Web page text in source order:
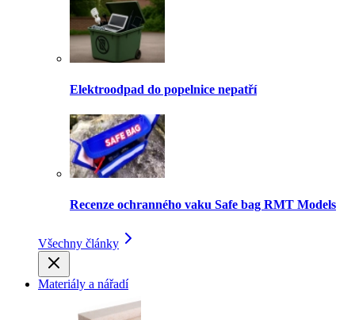
Elektroodpad do popelnice nepatří
Recenze ochranného vaku Safe bag RMT Models
Všechny články
Materiály a nářadí